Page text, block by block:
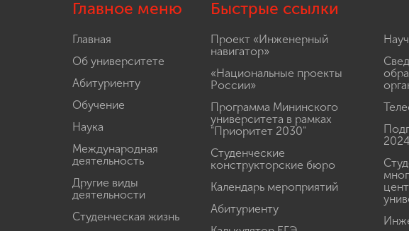
Главное меню
Главная
Об университете
Абитуриенту
Обучение
Наука
Международная
деятельность
Другие виды
деятельности
Студенческая жизнь
Быстрые ссылки
Проект «Инженерный
навигатор»
«Национальные проекты
России»
Программа Мининского
университета в рамках
"Приоритет 2030"
Студенческие
конструкторские бюро
Календарь мероприятий
Абитуриенту